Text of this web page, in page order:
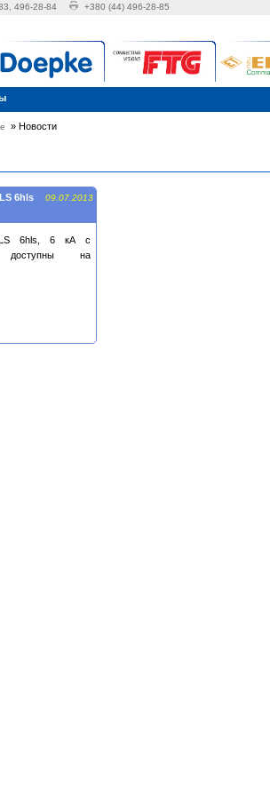
496-28-84 +380 (44) 496-28-85
» Новости
09.07.2013
6hls
6hls, 6 кА с
доступны на